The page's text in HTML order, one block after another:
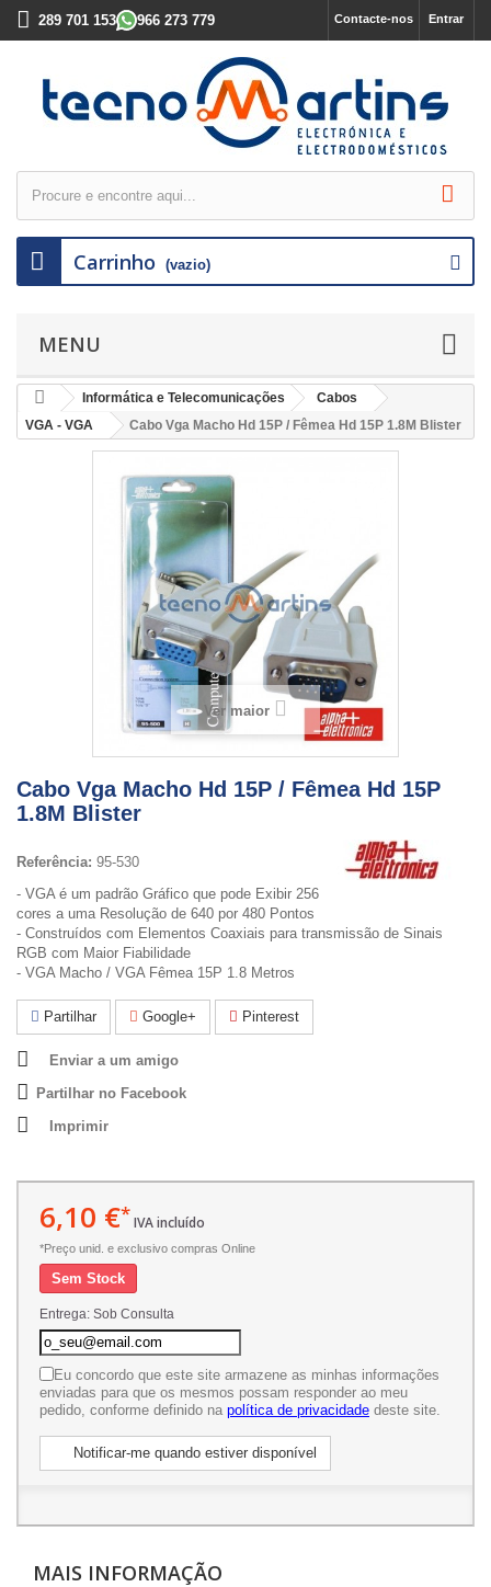
Entrar
Contacte-nos
289 701 153 966 273 779
Carrinho (vazio)
MENU
Informática e Telecomunicações
Cabos
VGA - VGA
Cabo Vga Macho Hd 15P / Fêmea Hd 15P 1.8M Blister
Ver maior
Cabo Vga Macho Hd 15P / Fêmea Hd 15P
1.8M Blister
Referência: 95-530
- VGA é um padrão Gráfico que pode Exibir 256
cores a uma Resolução de 640 por 480 Pontos
- Construídos com Elementos Coaxiais para transmissão de Sinais
RGB com Maior Fiabilidade
- VGA Macho / VGA Fêmea 15P 1.8 Metros
Partilhar Google+ Pinterest
Enviar a um amigo
Partilhar no Facebook
Imprimir
6,10 €*IVA incluído
*Preço unid. e exclusivo compras Online
Sem Stock
Entrega: Sob Consulta
Eu concordo que este site armazene as minhas informações
enviadas para que os mesmos possam responder ao meu
pedido, conforme definido na política de privacidade deste site.
Notificar-me quando estiver disponível
MAIS INFORMAÇÃO